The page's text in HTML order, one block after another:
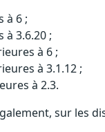
à 6 ;
3.6.20 ;
à 6 ;
à 3.1.12 ;
à 2.3.
sur les